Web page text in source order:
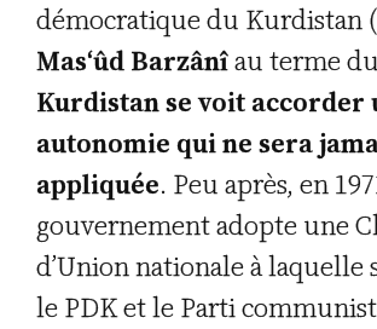
démocratique du Kurdistan
Mas‘ûd Barzânîau terme
Kurdistan se voit accorder
autonomie qui ne sera
appliquée. Peu après, en
gouvernement adopte une
d’Union nationale à laquelle
le PDK et le Parti